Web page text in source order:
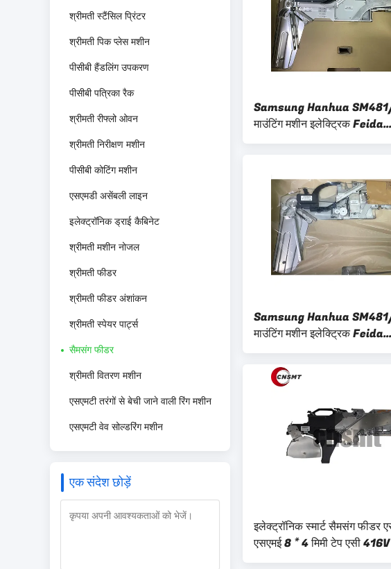
श्रीमती स्टैंसिल प्रिंटर
श्रीमती पिक प्लेस मशीन
पीसीबी हैंडलिंग उपकरण
पीसीबी पत्रिका रैक
श्रीमती रीफ्लो ओवन
श्रीमती निरीक्षण मशीन
पीसीबी कोटिंग मशीन
एसएमडी असेंबली लाइन
इलेक्ट्रॉनिक ड्राई कैबिनेट
श्रीमती मशीन नोजल
श्रीमती फीडर
श्रीमती फीडर अंशांकन
श्रीमती स्पेयर पार्ट्स
सैमसंग फीडर
श्रीमती वितरण मशीन
एसएमटी तरंगों से बेची जाने वाली रिंग मशीन
एसएमटी वेव सोल्डरिंग मशीन
एक संदेश छोड़ें
Samsung Hanhua
माउंटिंग मशीन इलेक्ट्रिक Feida
SM8MM-12-16-24-32MM
Samsung Hanhua
माउंटिंग मशीन इलेक्ट्रिक Feida
SM8MM-12-16-24-32MM
इलेक्ट्रॉनिक स्मार्ट सैमसंग फीडर
एसएमई 8 * 4 मिमी टेप एसी 416V